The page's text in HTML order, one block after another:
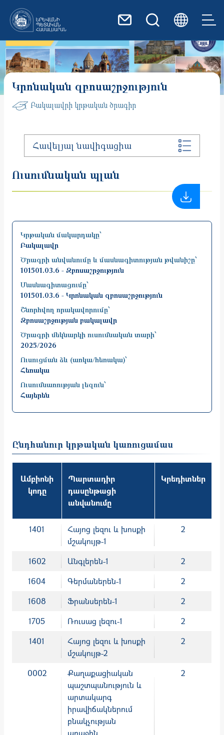
Կրոնական զբոսաշրջություն
Բակալավրի կրթական ծրագիր
Հավելյալ նավիգացիա
Ուսումնական պլան
Կրթական մակարդակը՝
Բակալավր
Ծրագրի անվանումը և մասնագիտության թվանիշը՝
101501.03.6 - Զբոսաշրջություն
Մասնագիտացումը՝
101501.03.6 - Կրոնական զբոսաշրջություն
Շնորհվող որակավորումը՝
Զբոսաշրջության բակալավր
Ծրագրի մեկնարկի ուսումնական տարի՝
2025/2026
Ուսուցման ձև (առկա/հեռակա)՝
Հեռակա
Ուսումնառության լեզուն՝
Հայերեն
Ընդհանուր կրթական կառուցամաս
Ամբիոնի
կոդը
Պարտադիր
դասընթացի
անվանումը
Կրեդիտներ
1401
Հայոց լեզու և խոսքի
մշակույթ-1
2
1602 Անգլերեն-1
2
1604
Գերմաներեն-1
2
1608
Ֆրանսերեն-1
2
1705
Ռուսաց լեզու-1
2
1401
Հայոց լեզու և խոսքի
մշակույթ-2
2
0002
Քաղաքացիական
պաշտպանություն և
արտակարգ
իրավիճակներում
բնակչության
առաջին
2